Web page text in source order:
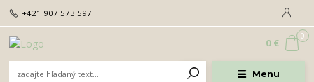
Menu
+421 907 573 597
0
0 €